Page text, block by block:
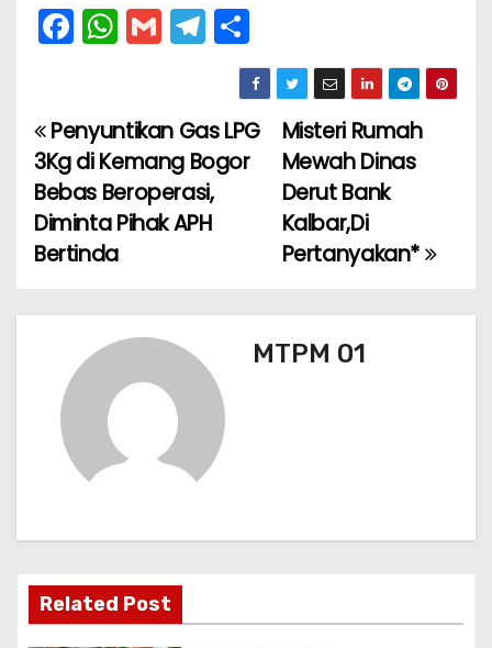
F
e
b
o
o
k
W
ts
A
p
p
G
l
T
gr
a
m
h
ar
e
N
a
v
g
s
Misteri Rumah
Mewah Dinas
Derut Bank
Kalbar,Di
Pertanyakan*
Penyuntikan Gas LPG
3Kg di Kemang Bogor
Bebas Beroperasi,
Diminta Pihak APH
Bertinda
MTPM 01
Related Post